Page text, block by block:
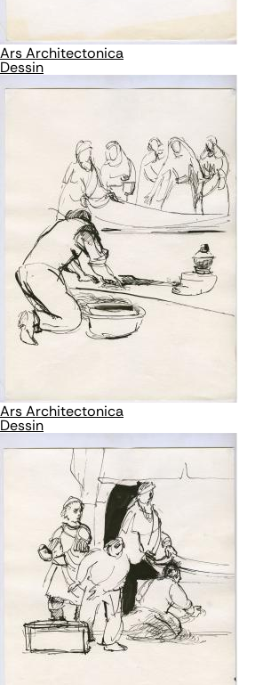
Ars Architectonica
Dessin
Ars Architectonica
Dessin